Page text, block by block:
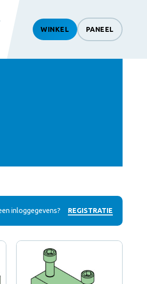
WINKEL PANEEL
inloggegevens? REGISTRATIE